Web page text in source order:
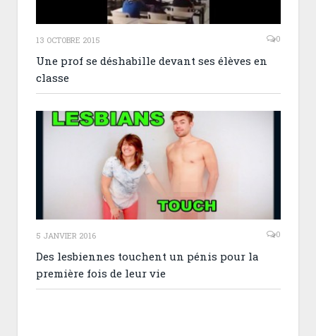
13 OCTOBRE 2015 0
Une prof se déshabille devant ses élèves en
classe
5 JANVIER 2016 0
Des lesbiennes touchent un pénis pour la
première fois de leur vie